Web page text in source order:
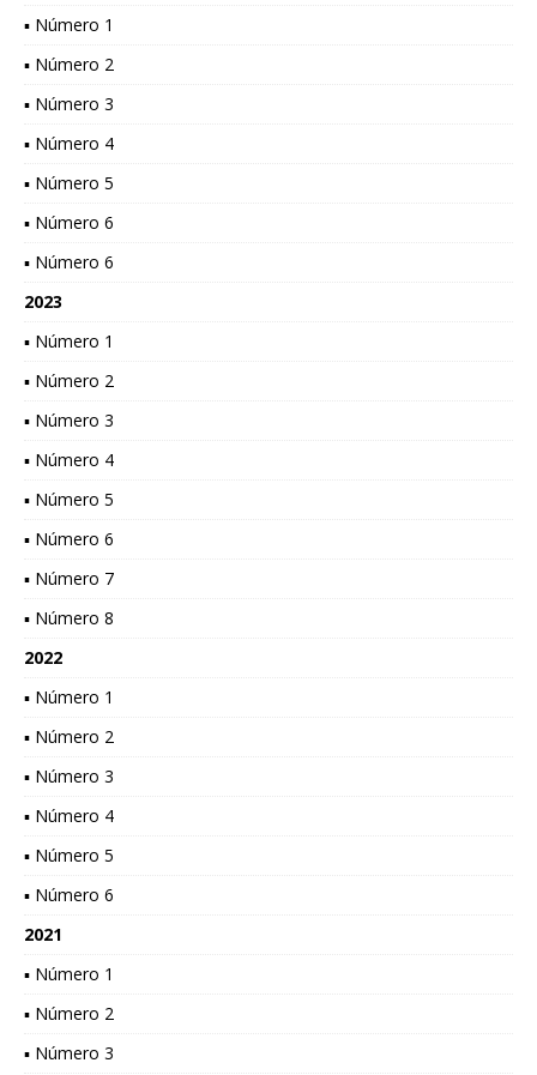
▪ Número 1
▪ Número 2
▪ Número 3
▪ Número 4
▪ Número 5
▪ Número 6
▪ Número 6
2023
▪ Número 1
▪ Número 2
▪ Número 3
▪ Número 4
▪ Número 5
▪ Número 6
▪ Número 7
▪ Número 8
2022
▪ Número 1
▪ Número 2
▪ Número 3
▪ Número 4
▪ Número 5
▪ Número 6
2021
▪ Número 1
▪ Número 2
▪ Número 3